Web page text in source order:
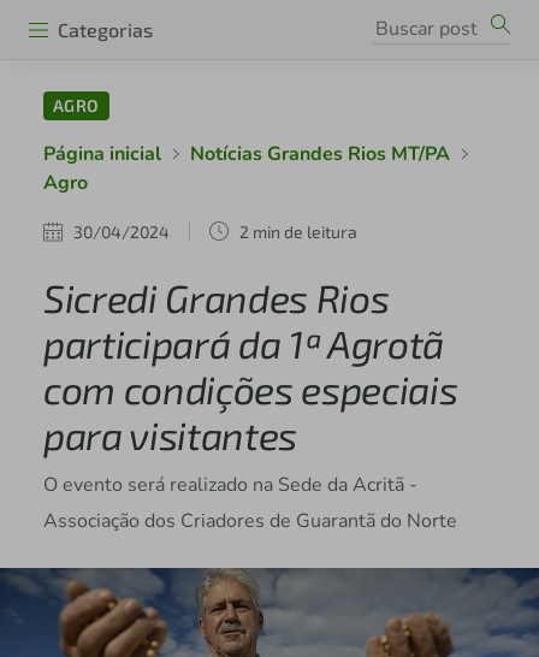
Categorias
AGRO
Página inicial
Notícias Grandes Rios MT/PA
Agro
30/04/2024 2 min de leitura
Sicredi Grandes Rios
participará da 1ª Agrotã
com condições especiais
para visitantes
O evento será realizado na Sede da Acritã -
Associação dos Criadores de Guarantã do Norte